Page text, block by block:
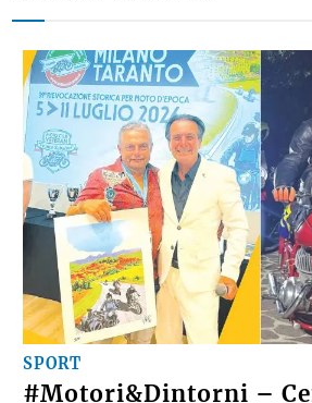
SPORT
#Motori&Dintorni –